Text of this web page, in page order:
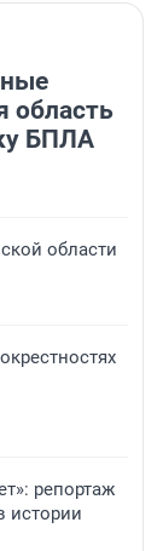
область
БПЛА
области
репортаж
истории